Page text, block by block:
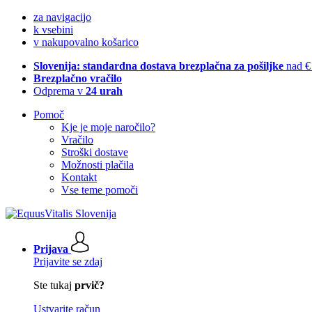
za navigacijo
k vsebini
v nakupovalno košarico
Slovenija: standardna dostava brezplačna za pošiljke nad
Brezplačno vračilo
Odprema v 24 urah
Pomoč
Kje je moje naročilo?
Vračilo
Stroški dostave
Možnosti plačila
Kontakt
Vse teme pomoči
Prijava
Prijavite se zdaj
Ste tukaj prvič?
Ustvarite račun